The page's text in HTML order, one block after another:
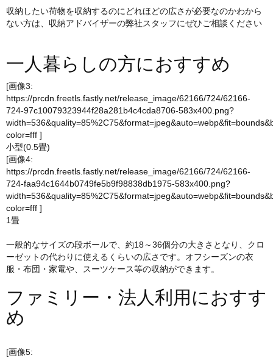
収納したい荷物を収納するのにどれほどの広さが必要なのかわから
ない方は、収納アドバイザーの弊社スタッフにぜひご相談ください
一人暮らしの方におすすめ
[画像3:
https://prcdn.freetls.fastly.net/release_image/62166/724/62166-
724-97c10079323944f28a281b4c4cda8706-583x400.png?
color=fff ]
小型(0.5畳)
[画像4:
https://prcdn.freetls.fastly.net/release_image/62166/724/62166-
724-faa94c1644b0749fe5b9f98838db1975-583x400.png?
color=fff ]
1畳
一般的なサイズの段ボールで、約18～36個分の大きさとなり、クロ
ーゼットの代わりに使えるくらいの広さです。オフシーズンの衣
服・布団・家電や、スーツケース等の収納ができます。
ファミリー・法人利用におすす
め
[画像5: